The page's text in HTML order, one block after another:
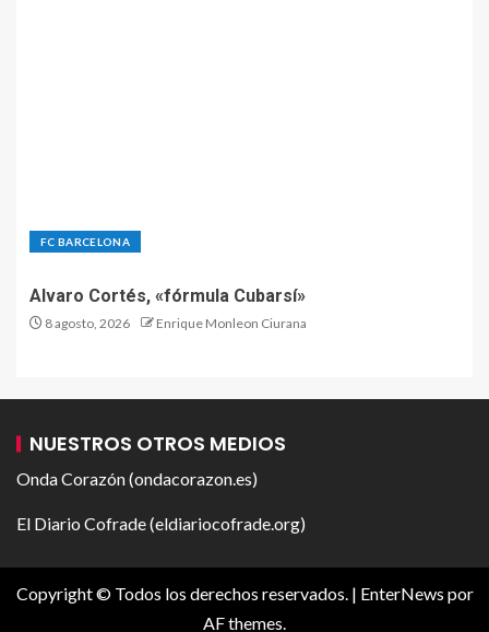
FC BARCELONA
Alvaro Cortés, «fórmula Cubarsí»
8 agosto, 2026 Enrique Monleon Ciurana
NUESTROS OTROS MEDIOS
Onda Corazón (ondacorazon.es)
El Diario Cofrade (eldiariocofrade.org)
Copyright © Todos los derechos reservados. | EnterNews por
AF themes.